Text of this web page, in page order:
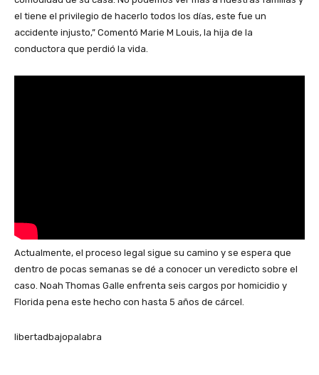
el tiene el privilegio de hacerlo todos los días, este fue un
accidente injusto,” Comentó Marie M Louis, la hija de la
conductora que perdió la vida.
Actualmente, el proceso legal sigue su camino y se espera que
dentro de pocas semanas se dé a conocer un veredicto sobre el
caso. Noah Thomas Galle enfrenta seis cargos por homicidio y
Florida pena este hecho con hasta 5 años de cárcel.
libertadbajopalabra